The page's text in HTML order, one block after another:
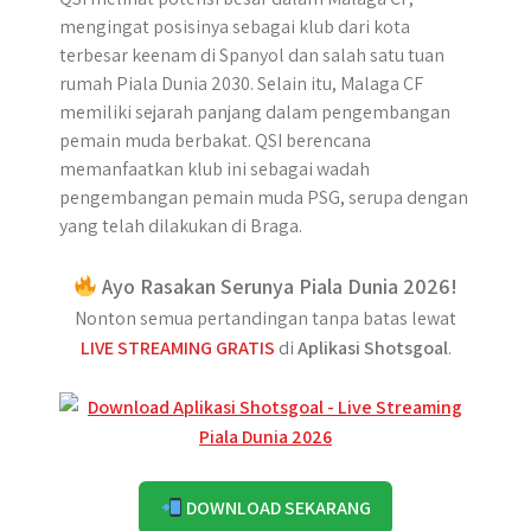
mengingat posisinya sebagai klub dari kota
terbesar keenam di Spanyol dan salah satu tuan
rumah Piala Dunia 2030. Selain itu, Malaga CF
memiliki sejarah panjang dalam pengembangan
pemain muda berbakat. QSI berencana
memanfaatkan klub ini sebagai wadah
pengembangan pemain muda PSG, serupa dengan
yang telah dilakukan di Braga.
Ayo Rasakan Serunya Piala Dunia 2026!
Nonton semua pertandingan tanpa batas lewat
LIVE STREAMING GRATIS diAplikasi Shotsgoal.
DOWNLOAD SEKARANG